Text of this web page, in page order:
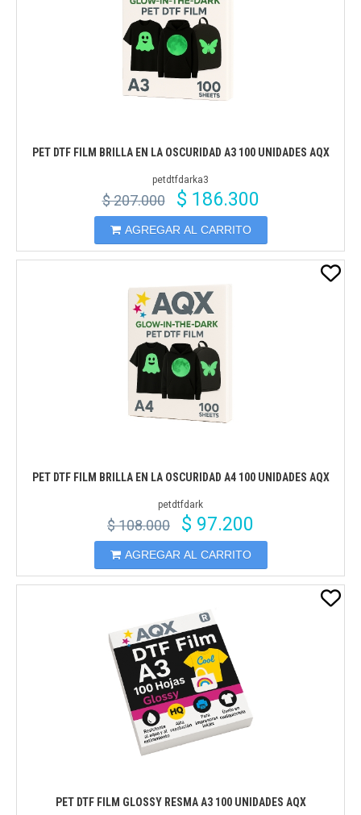
PET DTF FILM BRILLA EN LA OSCURIDAD A3 100 UNIDADES AQX
petdtfdarka3
$ 207.000 $ 186.300
AGREGAR AL CARRITO
PET DTF FILM BRILLA EN LA OSCURIDAD A4 100 UNIDADES AQX
petdtfdark
$ 108.000 $ 97.200
AGREGAR AL CARRITO
PET DTF FILM GLOSSY RESMA A3 100 UNIDADES AQX